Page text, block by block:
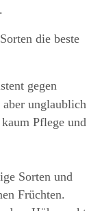
die beste
gegen
unglaublich
Pflege und
Sorten und
Früchten.